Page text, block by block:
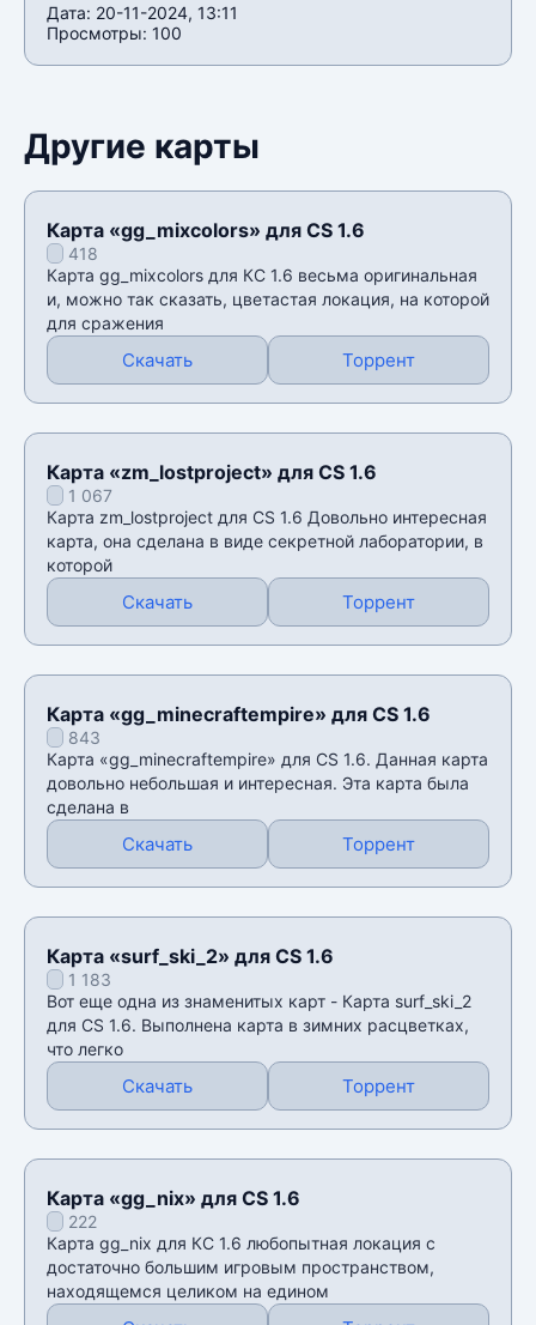
Дата: 20-11-2024, 13:11
Просмотры: 100
Другие карты
Карта «gg_mixcolors» для CS 1.6
418
Карта gg_mixcolors для КС 1.6 весьма оригинальная
и, можно так сказать, цветастая локация, на которой
для сражения
Скачать Торрент
Карта «zm_lostproject» для CS 1.6
1 067
Карта zm_lostproject для CS 1.6 Довольно интересная
карта, она сделана в виде секретной лаборатории, в
которой
Скачать Торрент
Карта «gg_minecraftempire» для CS 1.6
843
Карта «gg_minecraftempire» для CS 1.6. Данная карта
довольно небольшая и интересная. Эта карта была
сделана в
Скачать Торрент
Карта «surf_ski_2» для CS 1.6
1 183
Вот еще одна из знаменитых карт - Карта surf_ski_2
для CS 1.6. Выполнена карта в зимних расцветках,
что легко
Скачать Торрент
Карта «gg_nix» для CS 1.6
222
Карта gg_nix для КС 1.6 любопытная локация с
достаточно большим игровым пространством,
находящемся целиком на едином